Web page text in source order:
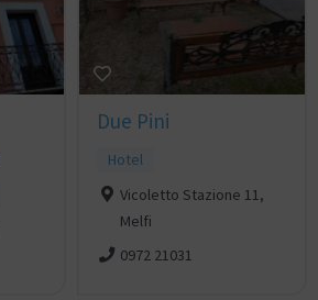
Due Pini
Hotel
Vicoletto Stazione 11,
Melfi
0972 21031